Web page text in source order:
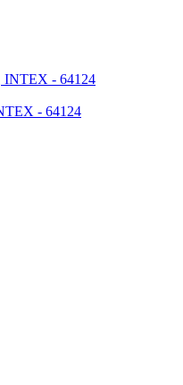
- 64124